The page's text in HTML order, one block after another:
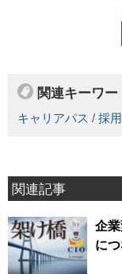
関連キーワー
キャリアパス / 採用
関連記事
企
に